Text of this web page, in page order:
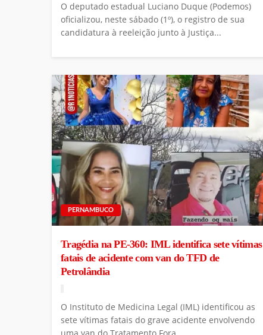
O deputado estadual Luciano Duque (Podemos)
oficializou, neste sábado (1º), o registro de sua
candidatura à reeleição junto à Justiça...
PERNAMBUCO
Tragédia na PE-360: IML identifica sete vítimas
fatais de acidente com van do TFD de
Petrolândia
O Instituto de Medicina Legal (IML) identificou as
sete vítimas fatais do grave acidente envolvendo